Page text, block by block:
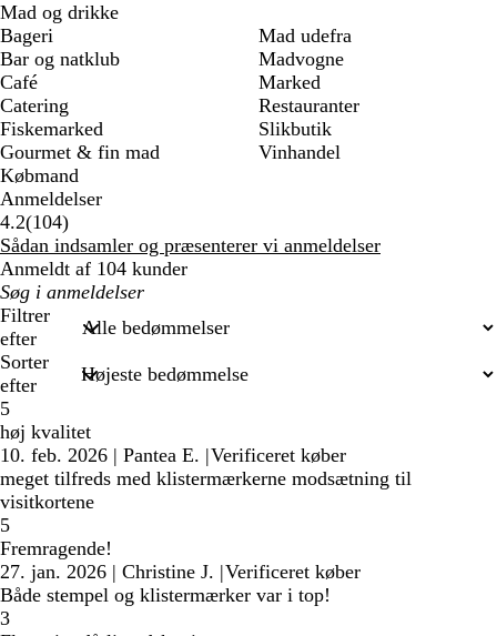
Mad og drikke
Bageri
Bar og natklub
Café
Catering
Fiskemarked
Gourmet & fin mad
Købmand
Mad udefra
Madvogne
Marked
Restauranter
Slikbutik
Vinhandel
Anmeldelser
4.2(104104
anmeldelser
)
Sådan indsamler og præsenterer vi anmeldelser
Anmeldt af 104 kunder
Min
søgetekst
Filtrer
efter
Sorter
efter
5
høj kvalitet
10. feb. 2026 | Pantea E. |Verificeret køber
meget tilfreds med klistermærkerne modsætning til
visitkortene
5
Fremragende!
27. jan. 2026 | Christine J. |Verificeret køber
Både stempel og klistermærker var i top!
3